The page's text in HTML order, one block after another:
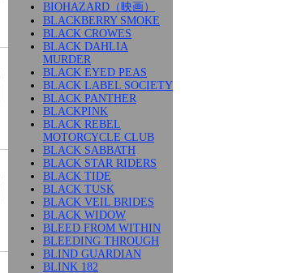
BIOHAZARD（映画）
BLACKBERRY SMOKE
BLACK CROWES
BLACK DAHLIA
MURDER
BLACK EYED PEAS
BLACK LABEL SOCIETY
BLACK PANTHER
BLACKPINK
BLACK REBEL
MOTORCYCLE CLUB
BLACK SABBATH
BLACK STAR RIDERS
BLACK TIDE
BLACK TUSK
BLACK VEIL BRIDES
BLACK WIDOW
BLEED FROM WITHIN
BLEEDING THROUGH
BLIND GUARDIAN
BLINK 182